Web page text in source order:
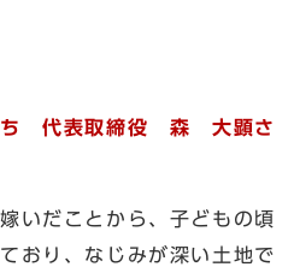
ち 代表取締役 森 大顕さ
いだことから、子どもの頃
おり、なじみが深い土地で